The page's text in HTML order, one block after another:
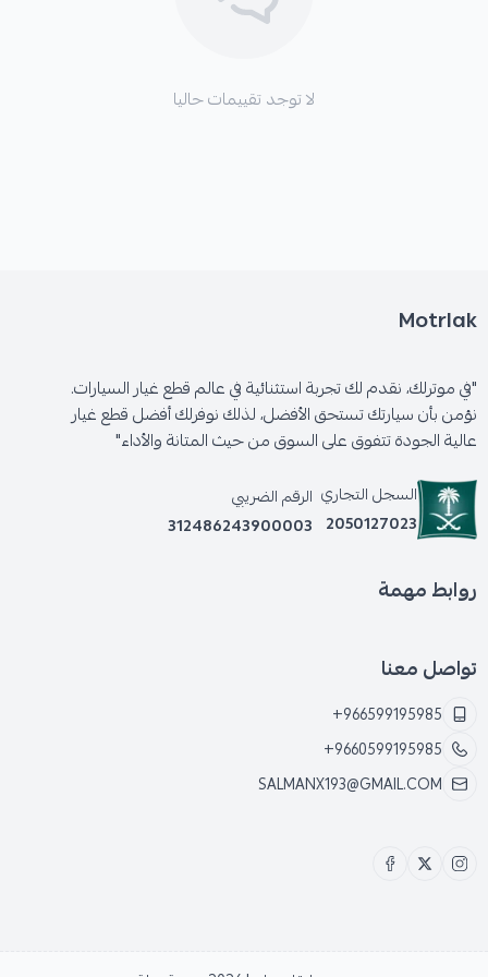
لا توجد تقييمات حاليا
Motrlak
"في موترلك، نقدم لك تجربة استثنائية في عالم قطع غيار السيارات.
نؤمن بأن سيارتك تستحق الأفضل، لذلك نوفرلك أفضل قطع غيار
عالية الجودة تتفوق على السوق من حيث المتانة والأداء"
السجل التجاري
2050127023
الرقم الضريبي
312486243900003
روابط مهمة
تواصل معنا
+966599195985
+9660599195985
SALMANX193@GMAIL.COM